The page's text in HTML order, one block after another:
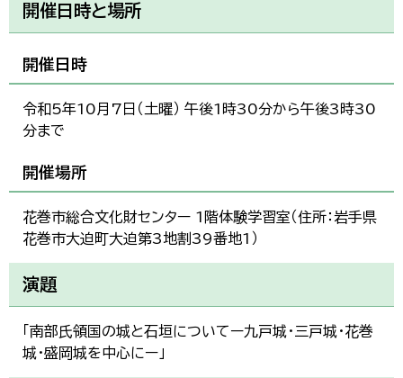
開催日時と場所
開催日時
令和5年10月7日（土曜） 午後1時30分から午後3時30
分まで
開催場所
花巻市総合文化財センター 1階体験学習室（住所：岩手県
花巻市大迫町大迫第3地割39番地1）
演題
「南部氏領国の城と石垣についてー九戸城・三戸城・花巻
城・盛岡城を中心にー」